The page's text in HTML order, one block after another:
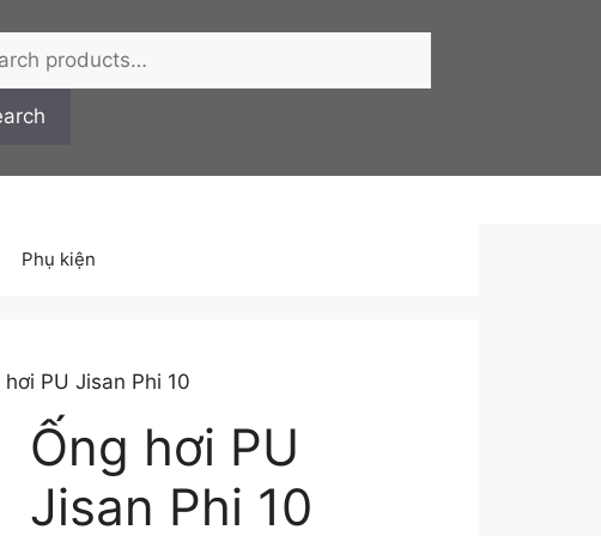
Phụ kiện
hơi PU Jisan Phi 10
Ống hơi PU
Jisan Phi 10